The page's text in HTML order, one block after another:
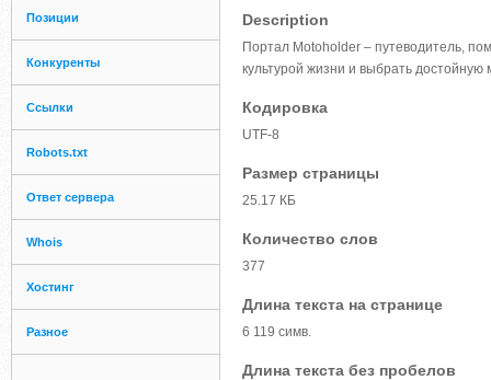
Позиции
Конкуренты
Ссылки
Robots.txt
Ответ сервера
Whois
Хостинг
Разное
Description
Портал Motoholder – путеводитель,
культурой жизни и выбрать достойную
Кодировка
UTF-8
Размер страницы
25.17 КБ
Количество слов
377
Длина текста на странице
6 119 симв.
Длина текста без пробелов